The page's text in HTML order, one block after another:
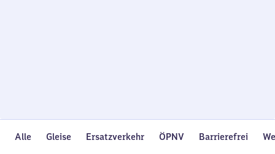
Alle Gleise Ersatzverkehr ÖPNV Barrierefrei